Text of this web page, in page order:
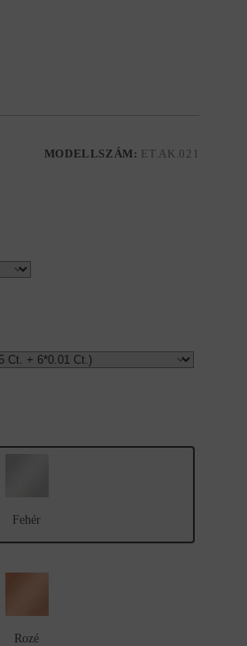
MODELLSZÁM: ET.AK.021
Fehér
Rozé